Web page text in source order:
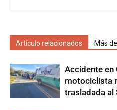
Artículo relacionados Más
Accidente en
motociclista
trasladada al